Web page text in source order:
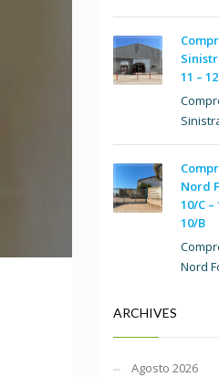
11 –
Nord
10/C
10/B
Nord
ARCHIVES
Agosto 2026